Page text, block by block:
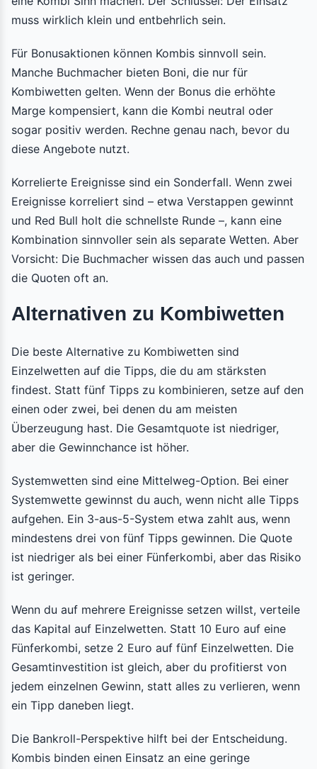
muss wirklich klein und entbehrlich sein.
Für Bonusaktionen können Kombis sinnvoll sein.
Manche Buchmacher bieten Boni, die nur für
Kombiwetten gelten. Wenn der Bonus die erhöhte
Marge kompensiert, kann die Kombi neutral oder
sogar positiv werden. Rechne genau nach, bevor du
diese Angebote nutzt.
Korrelierte Ereignisse sind ein Sonderfall. Wenn zwei
Ereignisse korreliert sind – etwa Verstappen gewinnt
und Red Bull holt die schnellste Runde –, kann eine
Kombination sinnvoller sein als separate Wetten. Aber
Vorsicht: Die Buchmacher wissen das auch und passen
die Quoten oft an.
Alternativen zu Kombiwetten
Die beste Alternative zu Kombiwetten sind
Einzelwetten auf die Tipps, die du am stärksten
findest. Statt fünf Tipps zu kombinieren, setze auf den
einen oder zwei, bei denen du am meisten
Überzeugung hast. Die Gesamtquote ist niedriger,
aber die Gewinnchance ist höher.
Systemwetten sind eine Mittelweg-Option. Bei einer
Systemwette gewinnst du auch, wenn nicht alle Tipps
aufgehen. Ein 3-aus-5-System etwa zahlt aus, wenn
mindestens drei von fünf Tipps gewinnen. Die Quote
ist niedriger als bei einer Fünferkombi, aber das Risiko
ist geringer.
Wenn du auf mehrere Ereignisse setzen willst, verteile
das Kapital auf Einzelwetten. Statt 10 Euro auf eine
Fünferkombi, setze 2 Euro auf fünf Einzelwetten. Die
Gesamtinvestition ist gleich, aber du profitierst von
jedem einzelnen Gewinn, statt alles zu verlieren, wenn
ein Tipp daneben liegt.
Die Bankroll-Perspektive hilft bei der Entscheidung.
Kombis binden einen Einsatz an eine geringe